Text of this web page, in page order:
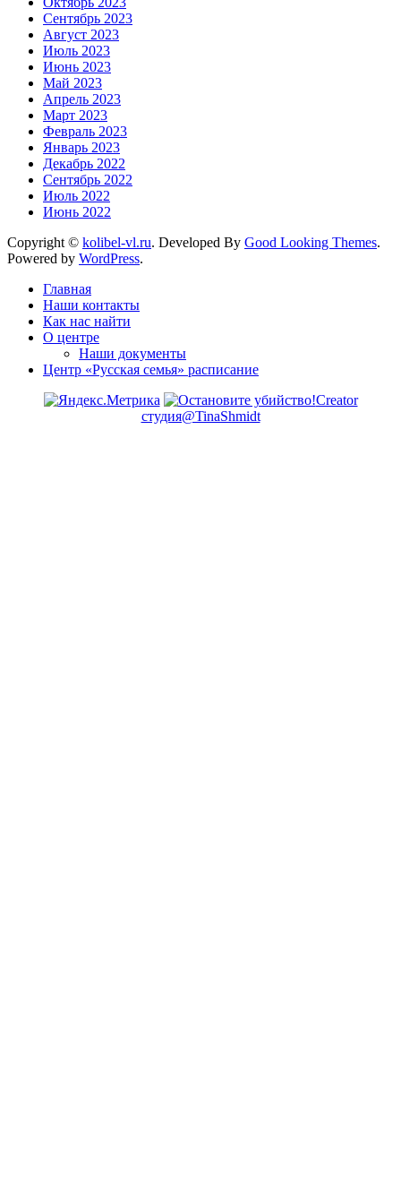
Сентябрь 2023
Август 2023
Июль 2023
Июнь 2023
Май 2023
Апрель 2023
Март 2023
Февраль 2023
Январь 2023
Декабрь 2022
Сентябрь 2022
Июль 2022
Июнь 2022
Copyright © kolibel-vl.ru. Developed By Good Looking Themes.
Powered by WordPress.
Главная
Наши контакты
Как нас найти
О центре
Наши документы
Центр «Русская семья» расписание
Creator
студия@TinaShmidt